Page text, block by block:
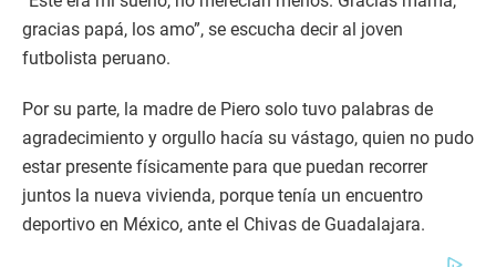
gracias papá, los amo”, se escucha decir al joven
futbolista peruano.
Por su parte, la madre de Piero solo tuvo palabras de
agradecimiento y orgullo hacía su vástago, quien no pudo
estar presente físicamente para que puedan recorrer
juntos la nueva vivienda, porque tenía un encuentro
deportivo en México, ante el Chivas de Guadalajara.